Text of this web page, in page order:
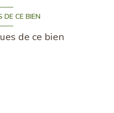
DE CE BIEN
de ce bien